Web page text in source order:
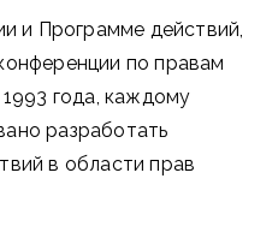
и Программе действий,
по правам
года, каждому
разработать
в области прав